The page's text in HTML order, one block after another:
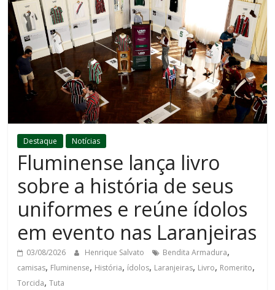
Destaque Notícias
Fluminense lança livro
sobre a história de seus
uniformes e reúne ídolos
em evento nas Laranjeiras
03/08/2026 Henrique Salvato Bendita Armadura,
camisas, Fluminense, História, ídolos, Laranjeiras, Livro, Romerito,
Torcida,Tuta